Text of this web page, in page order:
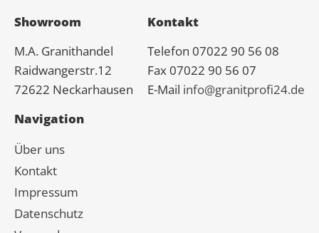
Showroom
M.A. Granithandel
Raidwangerstr.12
72622 Neckarhausen
Kontakt
Telefon 07022 90 56 08
Fax 07022 90 56 07
E-Mail info@granitprofi24.de
Navigation
Über uns
Kontakt
Impressum
Datenschutz